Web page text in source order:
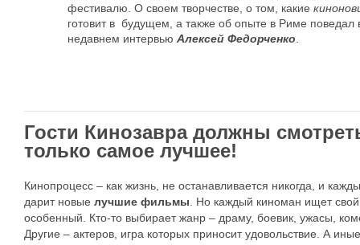
фестивалю. О своем творчестве, о том, какие
готовит в будущем, а также об опыте в Риме поведал
недавнем интервью Алексей Федорченко
Гости Кинозавра должны
только самое лучшее!
Кинопроцесс – как жизнь, не останавливается никогда, и
дарит новые лучшие фильмы . Но каждый киноман ищет
особенный. Кто-то выбирает жанр – драму, боевик, ужасы,
Другие – актеров, игра которых приносит удовольствие. А